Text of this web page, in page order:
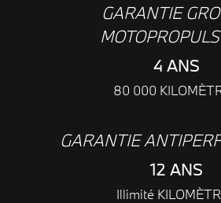
GARANTIE
4 ANS
80 000
GARANTIE
12 ANS
Illimité